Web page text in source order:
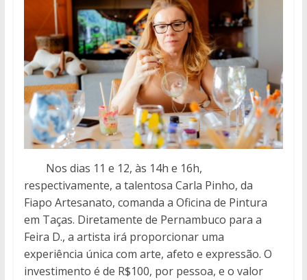
Nos dias 11 e 12, às 14h e 16h,
respectivamente, a talentosa Carla Pinho, da
Fiapo Artesanato, comanda a Oficina de Pintura
em Taças. Diretamente de Pernambuco para a
Feira D., a artista irá proporcionar uma
experiência única com arte, afeto e expressão. O
investimento é de R$100, por pessoa, e o valor